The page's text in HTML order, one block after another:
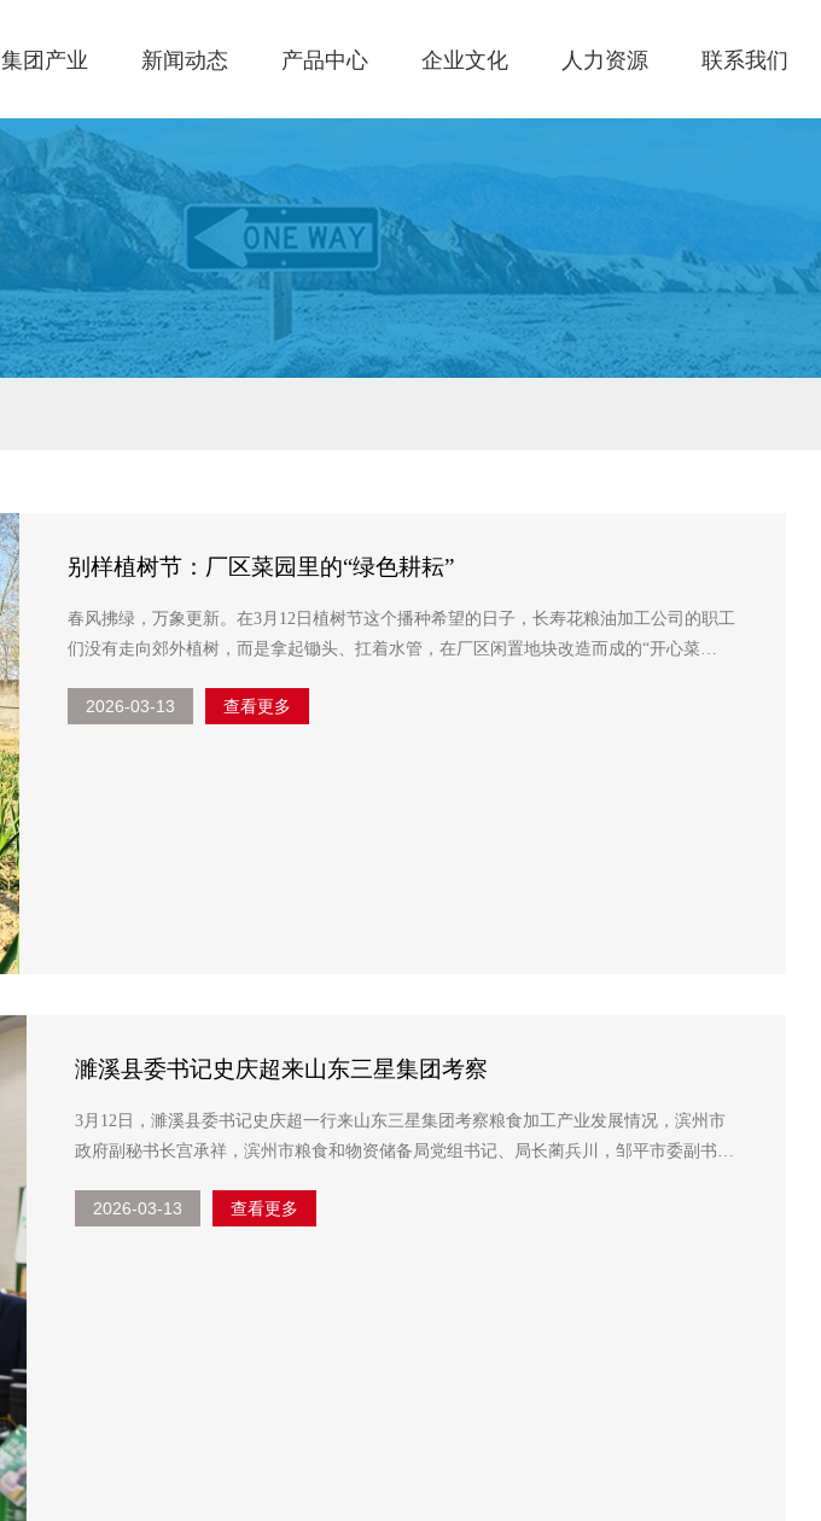
集团产业 新闻动态 产品中心 企业文化 人力资源 联系我们
别样植树节：厂区菜园里的“绿色耕耘”
春风拂绿，万象更新。在3月12日植树节这个播种希望的日子，长寿花粮油加工公司的职工
们没有走向郊外植树，而是拿起锄头、扛着水管，在厂区闲置地块改造而成的“开心菜
2026-03-13 查看更多
濉溪县委书记史庆超来山东三星集团考察
3月12日，濉溪县委书记史庆超一行来山东三星集团考察粮食加工产业发展情况，滨州市
政府副秘书长宫承祥，滨州市粮食和物资储备局党组书记、局长蔺兵川，邹平市委副书记
庭，规划发展部部...
2026-03-13 查看更多